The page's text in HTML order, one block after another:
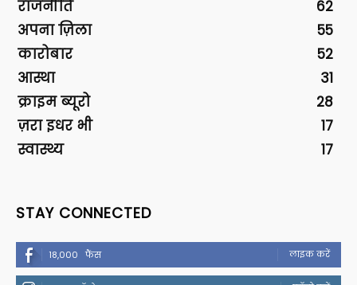
राजनीति
62
अपना ज़िला
55
कारोबार
52
आस्था
31
क्राइम ब्यूरो
28
ज़रा इधर भी
17
स्वास्थ्य
17
STAY CONNECTED
18,000 फैंस लाइक करें